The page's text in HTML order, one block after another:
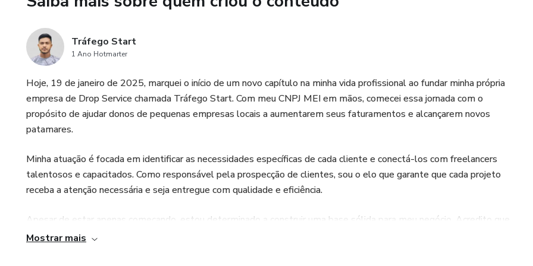
(Evandro Dilamar) para atender e facilitar o processo de portabilidade, garantindo mais
credibilidade e sucesso nas vendas.
💰 Comece agora mesmo a divulgar este ebook e ajude empresários a economizarem
enquanto você aumenta seus ganhos!
Tráfego Start
1 Ano Hotmarter
Hoje, 19 de janeiro de 2025, marquei o início de um novo capítulo na minha vida profissional ao fundar minha própria
empresa de Drop Service chamada Tráfego Start. Com meu CNPJ MEI em mãos, comecei essa jornada com o
propósito de ajudar donos de pequenas empresas locais a aumentarem seus faturamentos e alcançarem novos
patamares.
Minha atuação é focada em identificar as necessidades específicas de cada cliente e conectá-los com freelancers
talentosos e capacitados. Como responsável pela prospecção de clientes, sou o elo que garante que cada projeto
receba a atenção necessária e seja entregue com qualidade e eficiência.
Apesar de estar apenas começando, estou determinado a construir uma base sólida para meu negócio. Acredito que
cada parceria é uma oportunidade de aprendizado e crescimento, tanto para mim quanto para os profissionais que
Mostrar mais